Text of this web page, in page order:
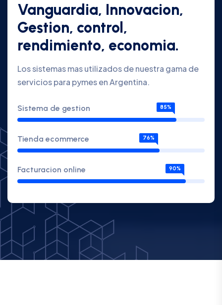
Vanguardia, Innovacion,
Gestion, control,
rendimiento, economia.
Los sistemas mas utilizados de nuestra gama de
servicios para pymes en Argentina.
Sistema de gestion 85%
Tienda ecommerce 76%
Facturacion online 90%